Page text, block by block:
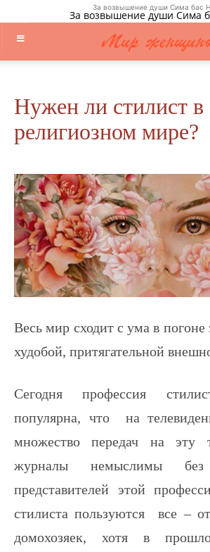
За возвышение души Сима бас
За возвышение души Сима
Нужен ли стилист в
религиозном мире?
Весь мир сходит с ума в погоне
худобой, притягательной
Сегодня профессия
популярна, что на
множество передач на эту
журналы немыслимы
представителей этой
стилиста пользуются все –
домохозяек, хотя в